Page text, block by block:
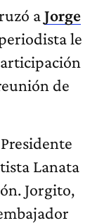
aJorge
le
de
Lanata
Jorgito,